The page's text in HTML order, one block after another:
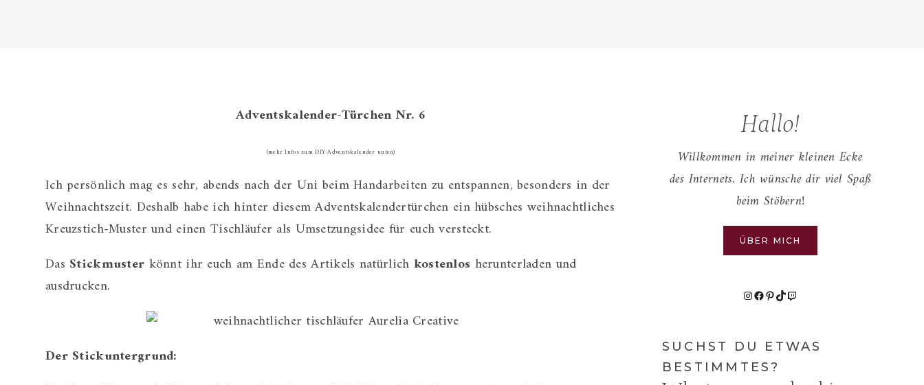
Adventskalender-Türchen Nr. 6
(mehr Infos zum DIY-Adventskalender unten)
Ich persönlich mag es sehr, abends nach der Uni beim Handarbeiten zu entspannen, besonders in der
Weihnachtszeit. Deshalb habe ich hinter diesem Adventskalendertürchen ein hübsches weihnachtliches
Kreuzstich-Muster und einen Tischläufer als Umsetzungsidee für euch versteckt.
Das Stickmuster könnt ihr euch am Ende des Artikels natürlich kostenlos herunterladen und
ausdrucken.
Der Stickuntergrund:
Hallo!
Willkommen in meiner kleinen Ecke
des Internets. Ich wünsche dir viel Spaß
beim Stöbern!
ÜBER MICH
Instagram
Facebook
Pinterest
TikTok
Twitch
SUCHST DU ETWAS
BESTIMMTES?